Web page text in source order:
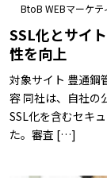
BtoB WEBマーケテ
SSL化とサイ
性を向上
対象サイト 豊通
容 同社は、自社の
SSL化を含むセキ
た。審査 […]